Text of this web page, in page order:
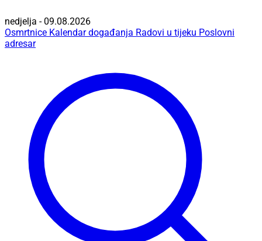
nedjelja - 09.08.2026
Osmrtnice Kalendar događanja Radovi u tijeku Poslovni
adresar